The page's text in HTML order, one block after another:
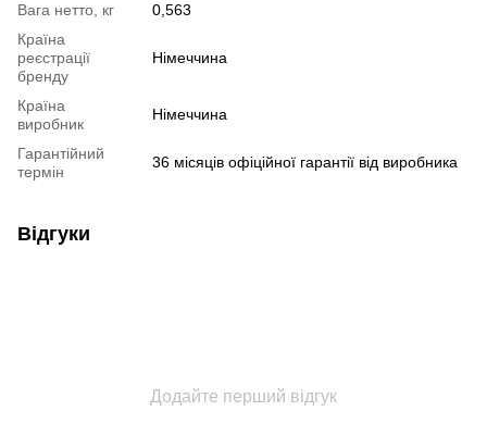
Вага нетто, кг
0,563
Країна
реєстрації
бренду
Німеччина
Країна
виробник
Німеччина
Гарантійний
термін
36 місяців офіційної гарантії від виробника
Відгуки
Додайте перший відгук